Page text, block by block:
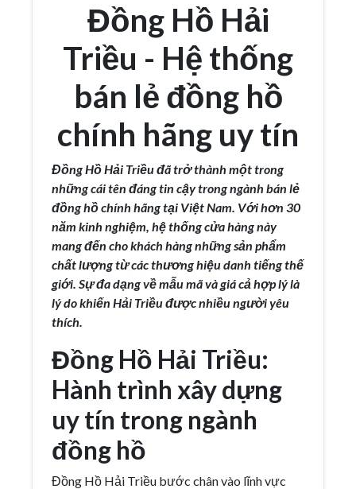
Đồng Hồ Hải
Triều - Hệ thống
bán lẻ đồng hồ
chính hãng uy tín
Đồng Hồ Hải Triều đã trở thành một trong
những cái tên đáng tin cậy trong ngành bán lẻ
đồng hồ chính hãng tại Việt Nam. Với hơn 30
năm kinh nghiệm, hệ thống cửa hàng này
mang đến cho khách hàng những sản phẩm
chất lượng từ các thương hiệu danh tiếng thế
giới. Sự đa dạng về mẫu mã và giá cả hợp lý là
lý do khiến Hải Triều được nhiều người yêu
thích.
Đồng Hồ Hải Triều:
Hành trình xây dựng
uy tín trong ngành
đồng hồ
Đồng Hồ Hải Triều bước chân vào lĩnh vực